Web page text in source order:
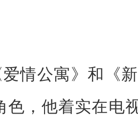
公寓》和《新
色，他着实在电